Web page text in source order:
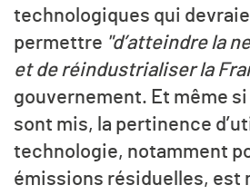
technologiques qui
permettre "d’atteindre la
et de réindustrialiser la
gouvernement. Et même
sont mis, la pertinence
technologie, notamment
émissions résiduelles, est